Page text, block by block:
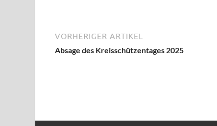
VORHERIGER ARTIKEL
Absage des Kreisschützentages 2025